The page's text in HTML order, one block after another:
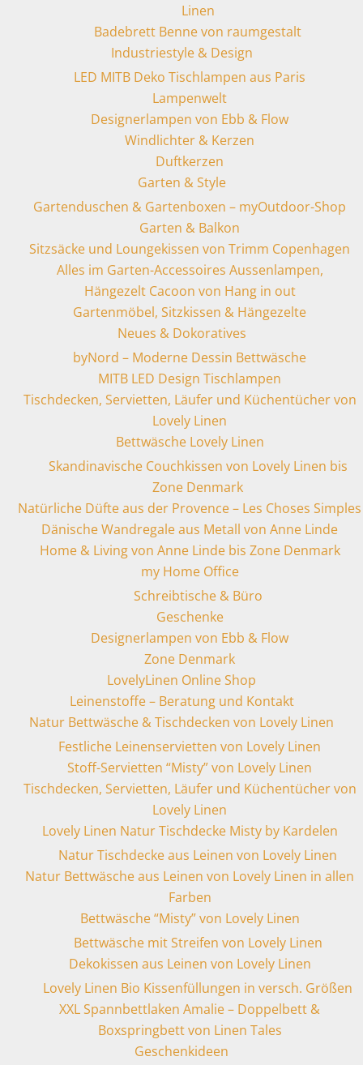
Linen
Badebrett Benne von raumgestalt
Industriestyle & Design
LED MITB Deko Tischlampen aus Paris
Lampenwelt
Designerlampen von Ebb & Flow
Windlichter & Kerzen
Duftkerzen
Garten & Style
Gartenduschen & Gartenboxen – myOutdoor-Shop
Garten & Balkon
Sitzsäcke und Loungekissen von Trimm Copenhagen
Alles im Garten-Accessoires Aussenlampen,
Hängezelt Cacoon von Hang in out
Gartenmöbel, Sitzkissen & Hängezelte
Neues & Dokoratives
byNord – Moderne Dessin Bettwäsche
MITB LED Design Tischlampen
Tischdecken, Servietten, Läufer und Küchentücher von
Lovely Linen
Bettwäsche Lovely Linen
Skandinavische Couchkissen von Lovely Linen bis
Zone Denmark
Natürliche Düfte aus der Provence – Les Choses Simples
Dänische Wandregale aus Metall von Anne Linde
Home & Living von Anne Linde bis Zone Denmark
my Home Office
Schreibtische & Büro
Geschenke
Designerlampen von Ebb & Flow
Zone Denmark
LovelyLinen Online Shop
Leinenstoffe – Beratung und Kontakt
Natur Bettwäsche & Tischdecken von Lovely Linen
Festliche Leinenservietten von Lovely Linen
Stoff-Servietten “Misty” von Lovely Linen
Tischdecken, Servietten, Läufer und Küchentücher von
Lovely Linen
Lovely Linen Natur Tischdecke Misty by Kardelen
Natur Tischdecke aus Leinen von Lovely Linen
Natur Bettwäsche aus Leinen von Lovely Linen in allen
Farben
Bettwäsche “Misty” von Lovely Linen
Bettwäsche mit Streifen von Lovely Linen
Dekokissen aus Leinen von Lovely Linen
Lovely Linen Bio Kissenfüllungen in versch. Größen
XXL Spannbettlaken Amalie – Doppelbett &
Boxspringbett von Linen Tales
Geschenkideen